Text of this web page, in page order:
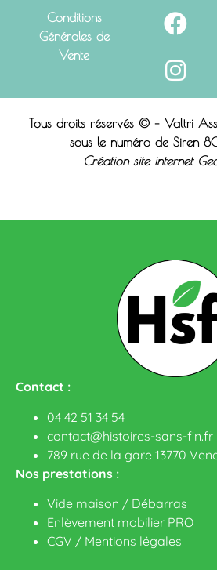
Conditions
Générales de
Vente
Tous droits réservés © – Valtri
sous le numéro de Siren
Création site internet
Contact :
04 42 51 34 54
contact@histoires-sans-fin.fr
789 rue de la gare 13770
Nos prestations :
Vide maison / Débarras
Enlèvement mobilier PRO
CGV / Mentions légales